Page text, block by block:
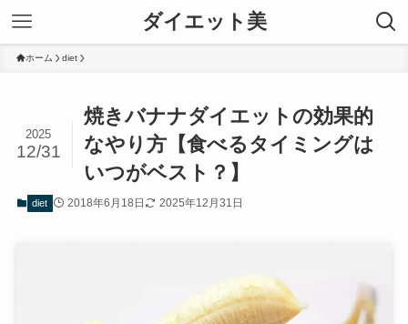
ダイエット美
ホーム diet
焼きバナナダイエットの効果的
なやり方【食べるタイミングは
いつがベスト？】
2025
12/31
diet 2018年6月18日 2025年12月31日